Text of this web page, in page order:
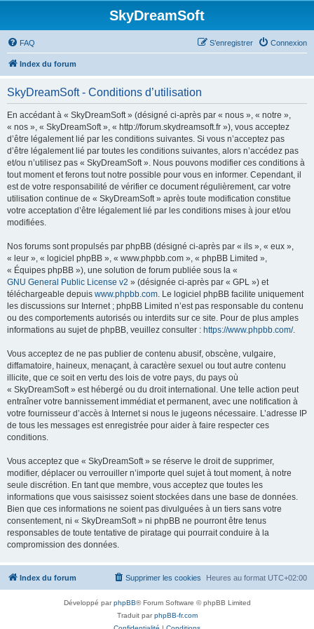
SkyDreamSoft
FAQ Connexion
S’enregistrer
Index du forum
SkyDreamSoft - Conditions d’utilisation
En accédant à « SkyDreamSoft » (désigné ci-après par « nous », « notre »,
« nos », « SkyDreamSoft », « http://forum.skydreamsoft.fr »), vous acceptez
d’être légalement lié par les conditions suivantes. Si vous n’acceptez pas
d’être légalement lié par toutes les conditions suivantes, alors n’accédez pas
et/ou n’utilisez pas « SkyDreamSoft ». Nous pouvons modifier ces conditions à
tout moment et ferons tout notre possible pour vous en informer. Cependant, il
est de votre responsabilité de vérifier ce document régulièrement, car votre
utilisation continue de « SkyDreamSoft » après toute modification constitue
votre acceptation d’être légalement lié par les conditions mises à jour et/ou
modifiées.
Nos forums sont propulsés par phpBB (désigné ci-après par « ils », « eux »,
« leur », « logiciel phpBB », « www.phpbb.com », « phpBB Limited »,
« Équipes phpBB »), une solution de forum publiée sous la «
GNU General Public License v2 » (désignée ci-après par « GPL ») et
téléchargeable depuis www.phpbb.com. Le logiciel phpBB facilite uniquement
les discussions sur Internet ; phpBB Limited n’est pas responsable du contenu
ou des comportements autorisés ou interdits sur ce site. Pour de plus amples
informations au sujet de phpBB, veuillez consulter : https://www.phpbb.com/.
Vous acceptez de ne pas publier de contenu abusif, obscène, vulgaire,
diffamatoire, haineux, menaçant, à caractère sexuel ou tout autre contenu
illicite, que ce soit en vertu des lois de votre pays, du pays où
« SkyDreamSoft » est hébergé ou du droit international. Une telle action peut
entraîner votre bannissement immédiat et permanent, avec une notification à
votre fournisseur d’accès à Internet si nous le jugeons nécessaire. L’adresse IP
de tous les messages est enregistrée pour aider à faire respecter ces
conditions.
Vous acceptez que « SkyDreamSoft » se réserve le droit de supprimer,
modifier, déplacer ou verrouiller n’importe quel sujet à tout moment, à notre
seule discrétion. En tant que membre, vous acceptez que toutes les
informations que vous saisissez soient stockées dans une base de données.
Bien que ces informations ne soient pas divulguées à un tiers sans votre
consentement, ni « SkyDreamSoft » ni phpBB ne pourront être tenus
responsables de toute tentative de piratage qui pourrait conduire à la
compromission des données.
Index du forum Heures au format UTC+02:00
Supprimer les cookies
Développé parphpBB® Forum Software © phpBB Limited
Traduit parphpBB-fr.com